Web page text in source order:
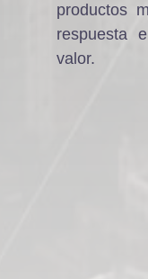
productos
respuesta
valor.